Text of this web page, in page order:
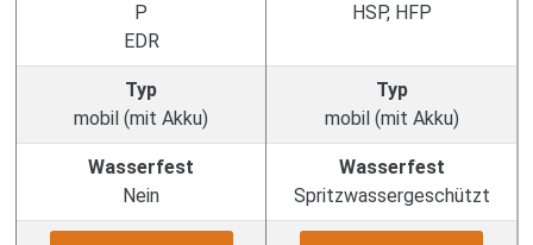
P
EDR
HSP, HFP
Typ
mobil (mit Akku)
Typ
mobil (mit Akku)
Wasserfest
Nein
Wasserfest
Spritzwassergeschützt